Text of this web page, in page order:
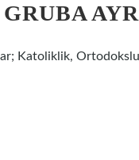
Katoliklik,